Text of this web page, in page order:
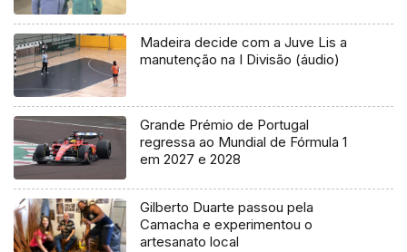
Madeira decide com a Juve Lis a
manutenção na I Divisão (áudio)
Grande Prémio de Portugal
regressa ao Mundial de Fórmula 1
em 2027 e 2028
Gilberto Duarte passou pela
Camacha e experimentou o
artesanato local